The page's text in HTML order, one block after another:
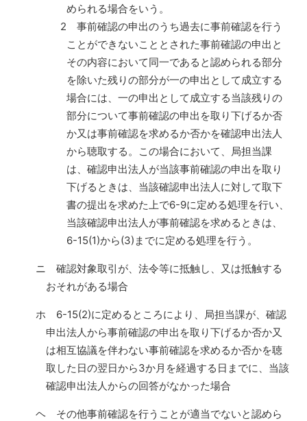
められる場合をいう。
2 事前確認の申出のうち過去に事前確認を行う
ことができないこととされた事前確認の申出と
その内容において同一であると認められる部分
を除いた残りの部分が一の申出として成立する
場合には、一の申出として成立する当該残りの
部分について事前確認の申出を取り下げるか否
か又は事前確認を求めるか否かを確認申出法人
から聴取する。この場合において、局担当課
は、確認申出法人が当該事前確認の申出を取り
下げるときは、当該確認申出法人に対して取下
書の提出を求めた上で6-9に定める処理を行い、
当該確認申出法人が事前確認を求めるときは、
6-15(1)から(3)までに定める処理を行う。
ニ 確認対象取引が、法令等に抵触し、又は抵触する
おそれがある場合
ホ 6-15(2)に定めるところにより、局担当課が、確認
申出法人から事前確認の申出を取り下げるか否か又
は相互協議を伴わない事前確認を求めるか否かを聴
取した日の翌日から3か月を経過する日までに、当該
確認申出法人からの回答がなかった場合
ヘ その他事前確認を行うことが適当でないと認めら